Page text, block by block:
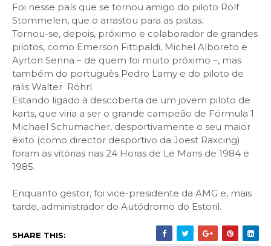
Foi nesse país que se tornou amigo do piloto Rolf
Stommelen, que o arrastou para as pistas.
Tornou-se, depois, próximo e colaborador de grandes
pilotos, como Emerson Fittipaldi, Michel Alboreto e
Ayrton Senna – de quem foi muito próximo –, mas
também do português Pedro Lamy e do piloto de
ralis Walter Röhrl.
Estando ligado à descoberta de um jovem piloto de
karts, que viria a ser o grande campeão de Fórmula 1
Michael Schumacher, desportivamente o seu maior
êxito (como director desportivo da Joest Raxcing)
foram as vitórias nas 24 Horas de Le Mans de 1984 e
1985.
Enquanto gestor, foi vice-presidente da AMG e, mais
tarde, administrador do Autódromo do Estoril.
SHARE THIS: